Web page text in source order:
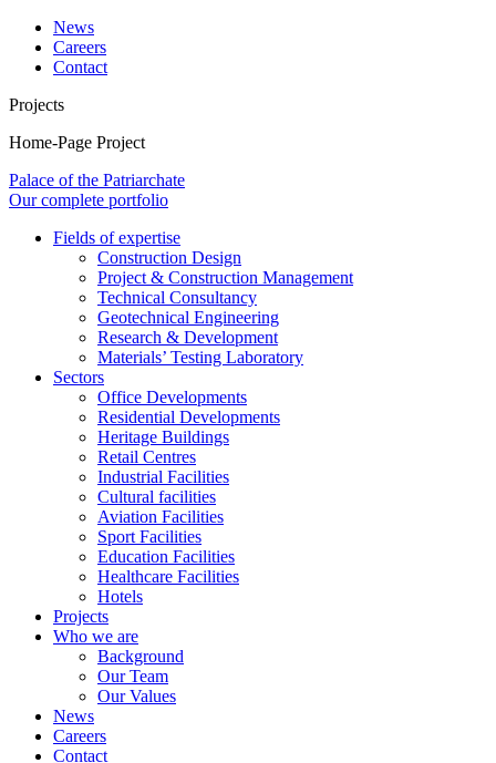
News
Careers
Contact
Projects
Home-Page Project
Palace of the Patriarchate
Our complete portfolio
Fields of expertise
Construction Design
Project & Construction Management
Technical Consultancy
Geotechnical Engineering
Research & Development
Materials’ Testing Laboratory
Sectors
Office Developments
Residential Developments
Heritage Buildings
Retail Centres
Industrial Facilities
Cultural facilities
Aviation Facilities
Sport Facilities
Education Facilities
Healthcare Facilities
Hotels
Projects
Who we are
Background
Our Team
Our Values
News
Careers
Contact